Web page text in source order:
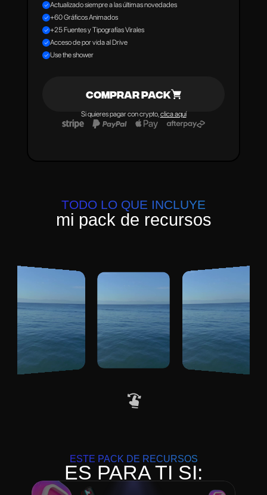
Actualizado siempre a las últimas novedades
+60 Gráficos Animados
+25 Fuentes y Tipografías Virales
Acceso de por vida al Drive
Use the shower
COMPRAR PACK
Si quieres pagar con crypto, clica aquí
TODO LO QUE INCLUYE
mi pack de recursos
ESTE PACK DE RECURSOS
ES PARA TI SI: